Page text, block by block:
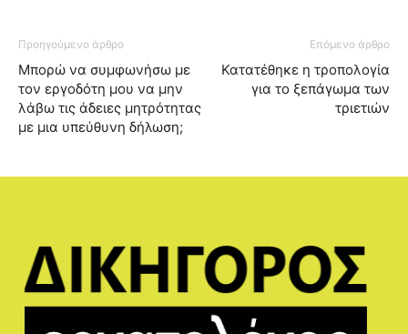
Προηγούμενο άρθρο
Μπορώ να συμφωνήσω με
τον εργοδότη μου να μην
λάβω τις άδειες μητρότητας
με μια υπεύθυνη δήλωση;
Επόμενο άρθρο
Κατατέθηκε η τροπολογία
για το ξεπάγωμα των
τριετιών